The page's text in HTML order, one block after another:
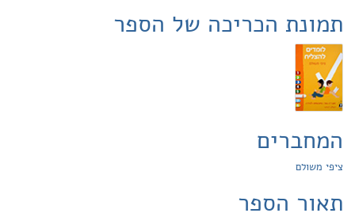
תמונת הכריכה של הספר
המחברים
ציפי משולם
תאור הספר